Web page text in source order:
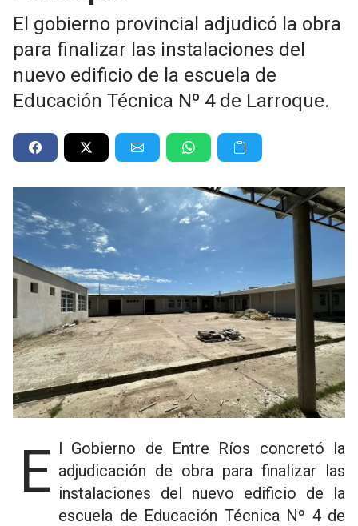
El gobierno provincial adjudicó la obra
para finalizar las instalaciones del
nuevo edificio de la escuela de
Educación Técnica Nº 4 de Larroque.
El Gobierno de Entre Ríos concretó la adjudicación de obra para finalizar las
instalaciones del nuevo edificio de la
escuela de Educación Técnica Nº 4 de